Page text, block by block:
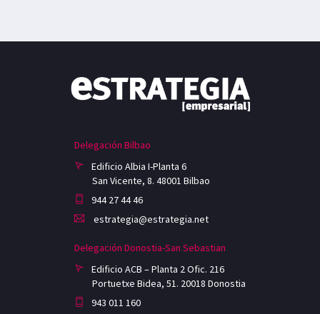
Delegación Bilbao
Edificio Albia I-Planta 6
San Vicente, 8. 48001 Bilbao
944 27 44 46
estrategia@estrategia.net
Delegación Donostia-San Sebastian
Edificio ACB – Planta 2 Ofic. 216
Portuetxe Bidea, 51. 20018 Donostia
943 011 160